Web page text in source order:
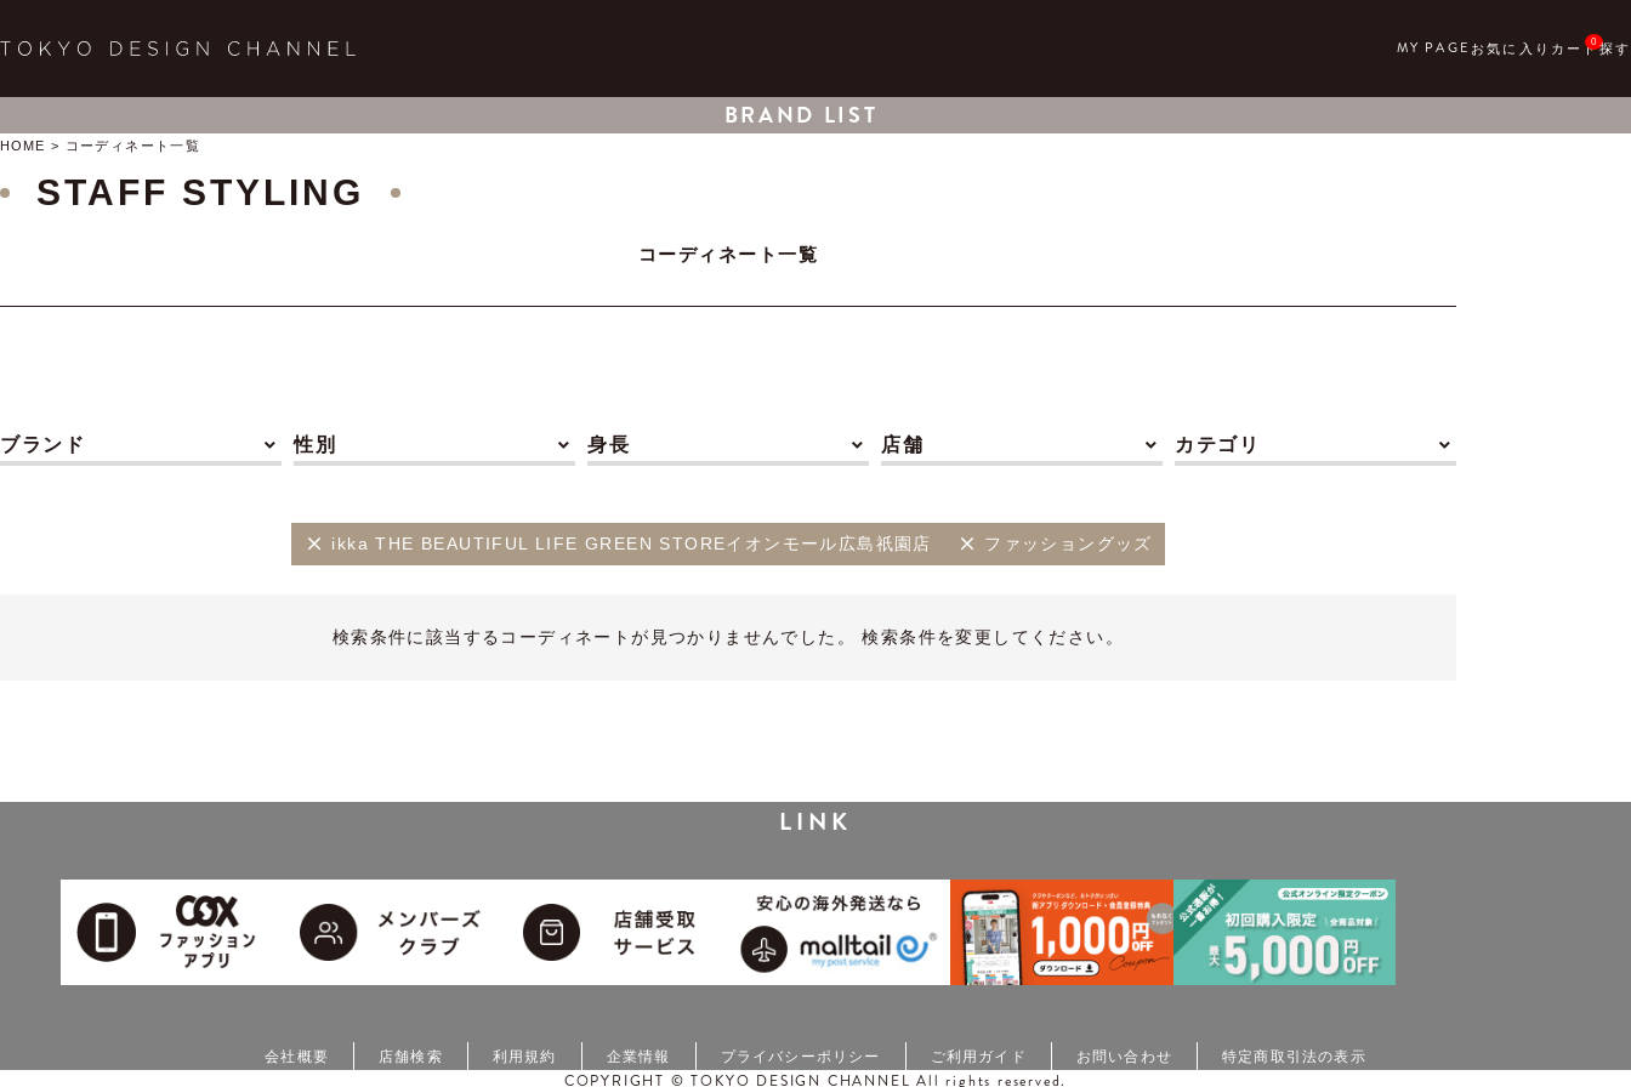
0
BRAND LIST
HOME コーディネート一覧
STAFF STYLING
コーディネート一覧
ブランド 性別 身長 店舗 カテゴリ
ikka THE BEAUTIFUL LIFE GREEN STOREイオンモール広島祇園店 ファッショングッズ
検索条件に該当するコーディネートが見つかりませんでした。 検索条件を変更してください。
LINK
会社概要 店舗検索 利用規約 企業情報 プライバシーポリシー ご利用ガイド お問い合わせ 特定商取引法の表示
COPYRIGHT © TOKYO DESIGN CHANNEL All rights reserved.